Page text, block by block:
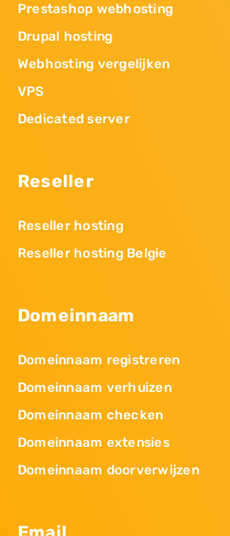
Prestashop webhosting
Drupal hosting
Webhosting vergelijken
VPS
Dedicated server
Reseller
Reseller hosting
Reseller hosting Belgie
Domeinnaam
Domeinnaam registreren
Domeinnaam verhuizen
Domeinnaam checken
Domeinnaam extensies
Domeinnaam doorverwijzen